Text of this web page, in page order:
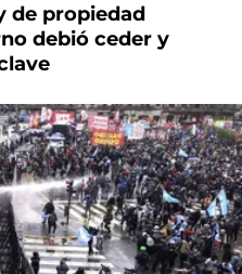
de propiedad
debió ceder y